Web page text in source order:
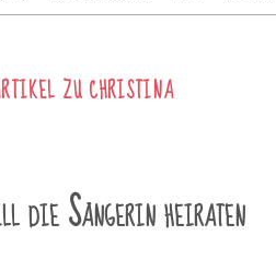
ZUCHRISTINA
die Sängerin heiraten